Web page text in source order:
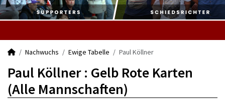
Nachwuchs Ewige Tabelle Paul Köllner
Paul Köllner : Gelb Rote Karten
(Alle Mannschaften)